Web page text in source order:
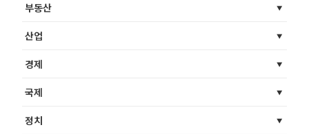
부동산
산업
경제
국제
정치